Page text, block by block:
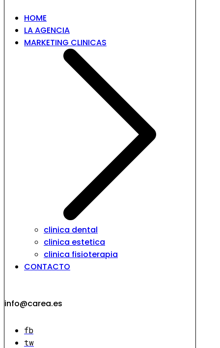
HOME
LA AGENCIA
MARKETING CLINICAS
clinica dental
clinica estetica
clinica fisioterapia
CONTACTO
info@carea.es
fb
tw